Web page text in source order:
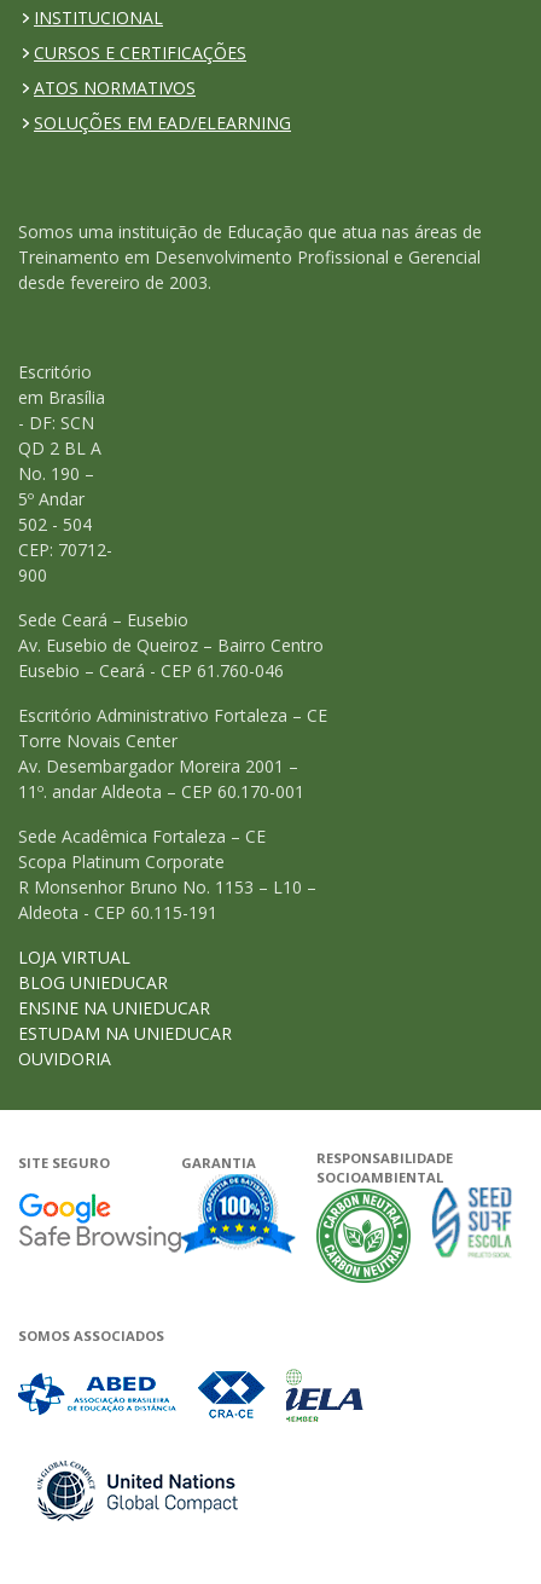
INSTITUCIONAL
CURSOS E CERTIFICAÇÕES
ATOS NORMATIVOS
SOLUÇÕES EM EAD/ELEARNING
Somos uma instituição de Educação que atua nas áreas de
Treinamento em Desenvolvimento Profissional e Gerencial
desde fevereiro de 2003.
Escritório
em Brasília
- DF: SCN
QD 2 BL A
No. 190 –
5º Andar
502 - 504
CEP: 70712-
900
Sede Ceará – Eusebio
Av. Eusebio de Queiroz – Bairro Centro
Eusebio – Ceará - CEP 61.760-046
Escritório Administrativo Fortaleza – CE
Torre Novais Center
Av. Desembargador Moreira 2001 –
11º. andar Aldeota – CEP 60.170-001
Sede Acadêmica Fortaleza – CE
Scopa Platinum Corporate
R Monsenhor Bruno No. 1153 – L10 –
Aldeota - CEP 60.115-191
LOJA VIRTUAL
BLOG UNIEDUCAR
ENSINE NA UNIEDUCAR
ESTUDAM NA UNIEDUCAR
OUVIDORIA
SITE SEGURO
Google - Status do site no
GARANTIA
Garantia de satisfação
RESPONSABILIDADE
SOCIOAMBIENTAL
A
SOMOS ASSOCIADOS